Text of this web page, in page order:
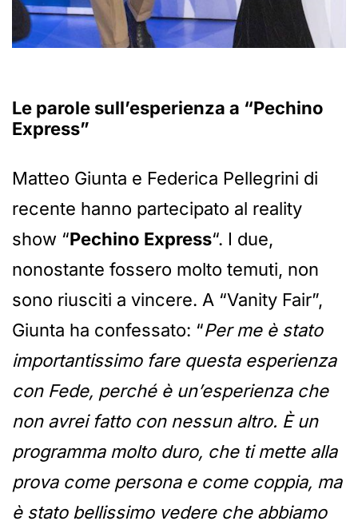
Le parole sull’esperienza a “Pechino
Express”
Matteo Giunta e Federica Pellegrini di
recente hanno partecipato al reality
show “Pechino Express“. I due,
nonostante fossero molto temuti, non
sono riusciti a vincere. A “Vanity Fair”,
Giunta ha confessato: “Per me è stato
importantissimo fare questa esperienza
con Fede, perché è un’esperienza che
non avrei fatto con nessun altro. È un
programma molto duro, che ti mette alla
prova come persona e come coppia, ma
è stato bellissimo vedere che abbiamo